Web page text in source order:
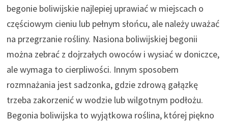
begonie boliwijskie najlepiej uprawiać w miejscach o
częściowym cieniu lub pełnym słońcu, ale należy uważać
na przegrzanie rośliny. Nasiona boliwijskiej begonii
można zebrać z dojrzałych owoców i wysiać w doniczce,
ale wymaga to cierpliwości. Innym sposobem
rozmnażania jest sadzonka, gdzie zdrową gałązkę
trzeba zakorzenić w wodzie lub wilgotnym podłożu.
Begonia boliwijska to wyjątkowa roślina, której piękno